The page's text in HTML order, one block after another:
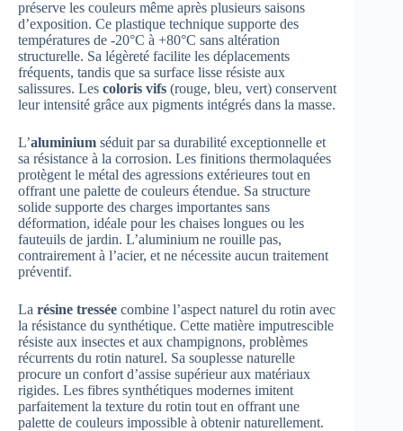
préserve les couleurs même après plusieurs saisons
d’exposition. Ce plastique technique supporte des
températures de -20°C à +80°C sans altération
structurelle. Sa légèreté facilite les déplacements
fréquents, tandis que sa surface lisse résiste aux
salissures. Les coloris vifs (rouge, bleu, vert) conservent
leur intensité grâce aux pigments intégrés dans la masse.
L’aluminium séduit par sa durabilité exceptionnelle et
sa résistance à la corrosion. Les finitions thermolaquées
protègent le métal des agressions extérieures tout en
offrant une palette de couleurs étendue. Sa structure
solide supporte des charges importantes sans
déformation, idéale pour les chaises longues ou les
fauteuils de jardin. L’aluminium ne rouille pas,
contrairement à l’acier, et ne nécessite aucun traitement
préventif.
La résine tressée combine l’aspect naturel du rotin avec
la résistance du synthétique. Cette matière imputrescible
résiste aux insectes et aux champignons, problèmes
récurrents du rotin naturel. Sa souplesse naturelle
procure un confort d’assise supérieur aux matériaux
rigides. Les fibres synthétiques modernes imitent
parfaitement la texture du rotin tout en offrant une
palette de couleurs impossible à obtenir naturellement.